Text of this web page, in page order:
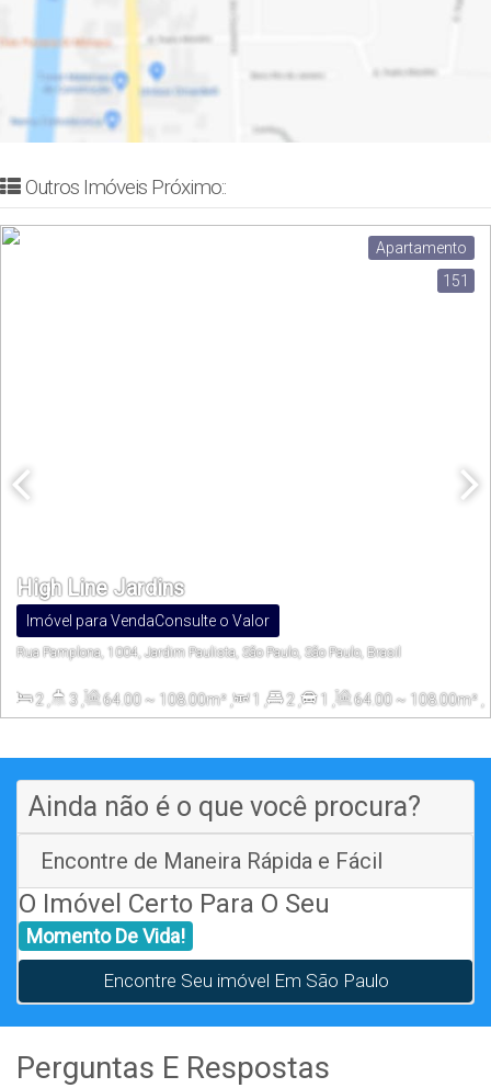
Outros Imóveis Próximo::
Apartamento
151
High Line Jardins
Consulte o Valor
Imóvel para Venda
Rua Pamplona, 1004, Jardim Paulista, São Paulo, São Paulo, Brasil
2 , 3 , 64.00~ 108.00m² , 1 , 2 , 1 , 64.00~ 108.00m² ,
1019.70m²
Ainda não é o que você procura?
Encontre de Maneira Rápida e Fácil
O Imóvel Certo Para O Seu
Momento De Vida!
Encontre Seu imóvel Em São Paulo
Perguntas E Respostas